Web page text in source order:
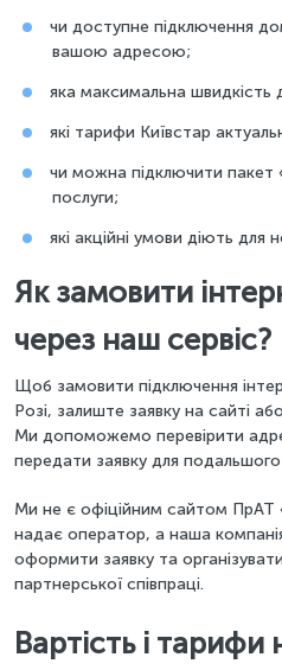
чи доступне підключення
вашою адресою;
яка максимальна
які тарифи Київстар
чи можна підключити пакет
послуги;
які акційні умови діють для
Як замовити
через наш сервіс?
Щоб замовити підключення
Розі, залиште заявку на сайті
Ми допоможемо перевірити
передати заявку для
Ми не є офіційним сайтом ПрАТ
надає оператор, а наша
оформити заявку та
партнерської співпраці.
Вартість і